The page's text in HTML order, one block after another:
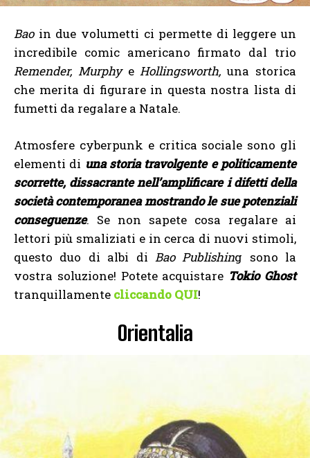
Baoin due volumetti ci permette di leggere un
incredibile comic americano firmato dal trio
Remender, MurphyeHollingsworth,una storica
che merita di figurare in questa nostra lista di
fumetti da regalare a Natale.
Atmosfere cyberpunk e critica sociale sono gli
elementi di una storia travolgente e politicamente
scorrette, dissacrante nell’amplificare i difetti della
società contemporanea mostrando le sue potenziali
conseguenze. Se non sapete cosa regalare ai
lettori più smaliziati e in cerca di nuovi stimoli,
questo duo di albi di Bao Publishing sono la
vostra soluzione! Potete acquistare Tokio Ghost
tranquillamente cliccando QUI!
Orientalia